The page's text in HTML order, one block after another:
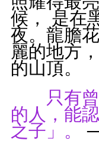
候， 是在
夜。龍膽
麗的地方
的山頂。
只有
的人，能
之子」。